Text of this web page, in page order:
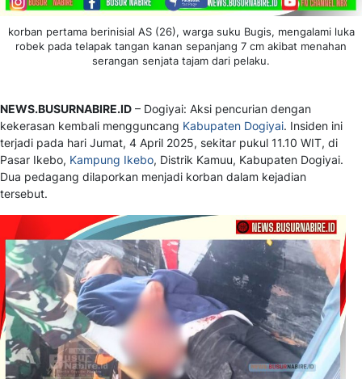
korban pertama berinisial AS (26), warga suku Bugis, mengalami luka
robek pada telapak tangan kanan sepanjang 7 cm akibat menahan
serangan senjata tajam dari pelaku.
NEWS.BUSURNABIRE.ID – Dogiyai: Aksi pencurian dengan
kekerasan kembali mengguncang Kabupaten Dogiyai. Insiden ini
terjadi pada hari Jumat, 4 April 2025, sekitar pukul 11.10 WIT, di
Pasar Ikebo, Kampung Ikebo, Distrik Kamuu, Kabupaten Dogiyai.
Dua pedagang dilaporkan menjadi korban dalam kejadian
tersebut.